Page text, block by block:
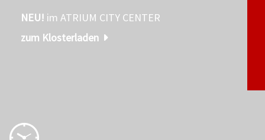
NEU! im ATRIUM CITY CENTER
zum Klosterladen